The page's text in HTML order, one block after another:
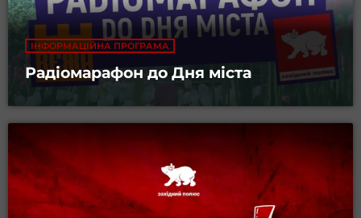
ІНФОРМАЦІЙНА ПРОГРАМА
Радіомарафон до Дня міста